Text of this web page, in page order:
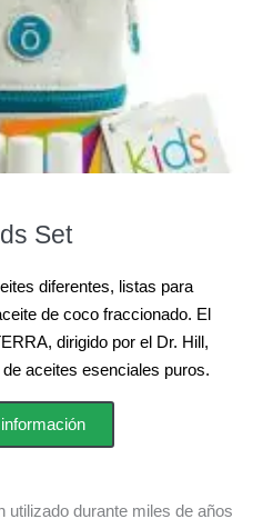
Set
diferentes, listas para
de coco fraccionado. El
dirigido por el Dr. Hill,
aceites esenciales puros.
utilizado durante miles de años